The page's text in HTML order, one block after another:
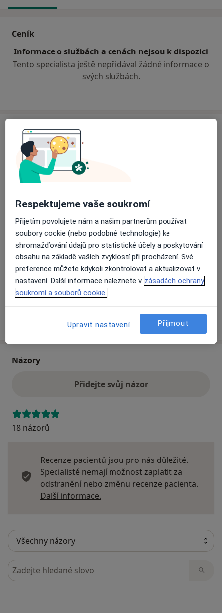
Ceník
Informace o službách a cenách nejsou k dispozici
Tento specialista ještě nepřidával žádné informace o
svých službách.
Adresa
Praktický lékař pro dospělé
Komenského 77,
se otevře v nové záložce
Dostupnost
Na této adrese online kalendář není aktivní
Co mám v takové situaci udělat?
Způsoby platby (soukromé návštěvy)
Na teto adrese lékař přijímá pacienty na pojišťovnu
Detaily
o adrese
Názory
Přidejte svůj názor
18 názorů
Recenze pacientů jsou pro nás důležité.
Specialisté nemají možnost zaplatit za
odstranění nebo změnu recenze pacienta.
Další informace.
Hledejte v názorech
Respektujeme vaše soukromí
Přijetím povolujete nám a našim partnerům používat
soubory cookie (nebo podobné technologie) ke
shromažďování údajů pro statistické účely a poskytování
obsahu na základě vašich zvyklostí při procházení. Své
preference můžete kdykoli zkontrolovat a aktualizovat v
nastavení. Další informace naleznete v zásadách ochrany
soukromí a souborů cookie.
Upravit nastavení Přijmout